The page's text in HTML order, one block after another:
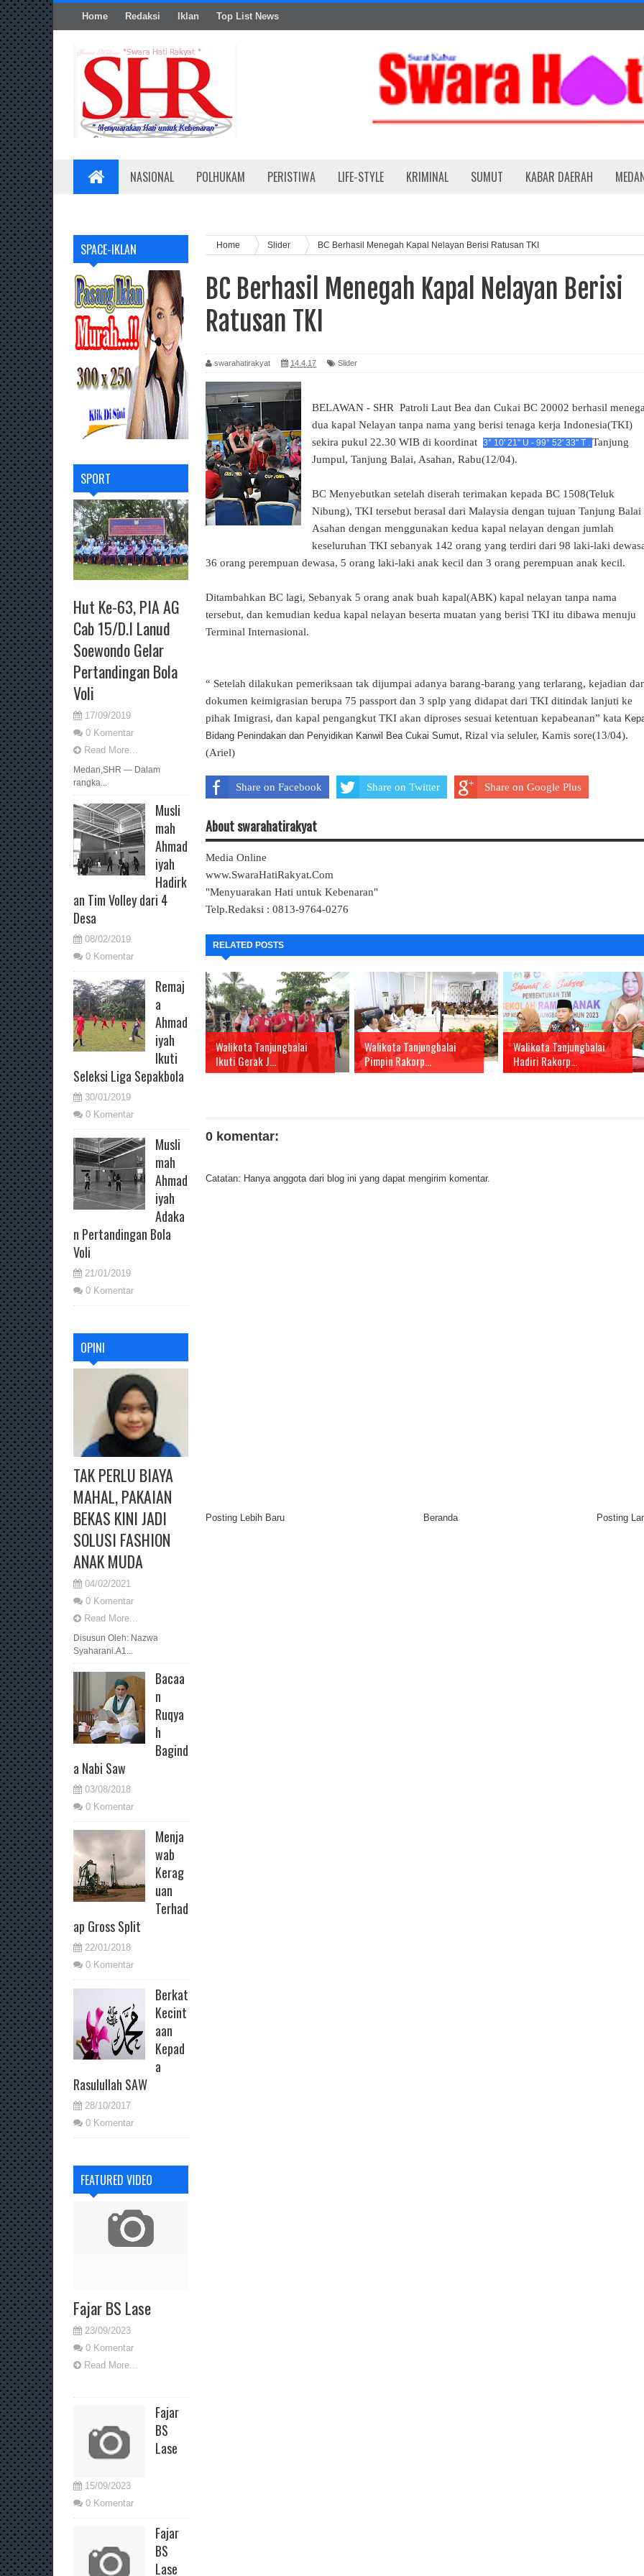
Home Redaksi Iklan Top List News
NASIONAL POLHUKAM PERISTIWA LIFE-STYLE KRIMINAL SUMUT KABAR DAERAH
SPACE-IKLAN
SPORT
Hut Ke-63, PIA AG
Cab 15/D.I Lanud
Soewondo Gelar
Pertandingan Bola
Voli
17/09/2019
0 Komentar
Read More...
Medan,SHR — Dalam
rangka...
Musli
mah
Ahmad
iyah
Hadirk
an Tim Volley dari 4
Desa
08/02/2019
0 Komentar
Remaj
a
Ahmad
iyah
Ikuti
Seleksi Liga Sepakbola
30/01/2019
0 Komentar
Musli
mah
Ahmad
iyah
Adaka
n Pertandingan Bola
Voli
21/01/2019
0 Komentar
OPINI
TAK PERLU BIAYA
MAHAL, PAKAIAN
BEKAS KINI JADI
SOLUSI FASHION
ANAK MUDA
04/02/2021
0 Komentar
Read More...
Disusun Oleh: Nazwa
Syaharani.A1...
Bacaa
n
Ruqya
h
Bagind
a Nabi Saw
03/08/2018
0 Komentar
Menja
wab
Kerag
uan
Terhad
ap Gross Split
22/01/2018
0 Komentar
Berkat
Kecint
aan
Kepad
a
Rasulullah SAW
28/10/2017
0 Komentar
FEATURED VIDEO
Fajar BS Lase
23/09/2023
0 Komentar
Read More...
Fajar
BS
Lase
15/09/2023
0 Komentar
Fajar
BS
Lase
Home Slider BC Berhasil Menegah Kapal Nelayan Berisi Ratusan TKI
BC Berhasil Menegah Kapal Nelayan Berisi
Ratusan TKI
swarahatirakyat 14.4.17 Slider
BELAWAN - SHR Patroli Laut Bea dan Cukai BC 20002 berhasil
dua kapal Nelayan tanpa nama yang berisi tenaga kerja Indonesia(TKI)
sekira pukul 22.30 WIB di koordinat 3° 10' 21'' U - 99° 52' 33'' T . Tanjung
Jumpul, Tanjung Balai, Asahan, Rabu(12/04).
BC Menyebutkan setelah diserah terimakan kepada BC 1508(Teluk
Nibung), TKI tersebut berasal dari Malaysia dengan tujuan Tanjung Balai
Asahan dengan menggunakan kedua kapal nelayan dengan jumlah
keseluruhan TKI sebanyak 142 orang yang terdiri dari 98 laki-laki
36 orang perempuan dewasa, 5 orang laki-laki anak kecil dan 3 orang perempuan anak kecil.
Ditambahkan BC lagi, Sebanyak 5 orang anak buah kapal(ABK) kapal nelayan tanpa nama
tersebut, dan kemudian kedua kapal nelayan beserta muatan yang berisi TKI itu dibawa menuju
Terminal Internasional.
“ Setelah dilakukan pemeriksaan tak dijumpai adanya barang-barang yang terlarang, kejadian
dokumen keimigrasian berupa 75 passport dan 3 splp yang didapat dari TKI ditindak lanjuti ke
pihak Imigrasi, dan kapal pengangkut TKI akan diproses sesuai ketentuan kepabeanan” kata
Bidang Penindakan dan Penyidikan Kanwil Bea Cukai Sumut, Rizal via seluler, Kamis sore(13/04).
(Ariel)
Share on Facebook Share on Twitter Share on Google Plus
About swarahatirakyat
Media Online
www.SwaraHatiRakyat.Com
"Menyuarakan Hati untuk Kebenaran"
Telp.Redaksi : 0813-9764-0276
RELATED POSTS
Walikota Tanjungbalai
Ikuti Gerak J...
Walikota Tanjungbalai
Pimpin Rakorp...
Walikota Tanjungbalai
Hadiri Rakorp...
0 komentar:
Catatan: Hanya anggota dari blog ini yang dapat mengirim komentar.
Posting Lebih Baru Posting
Beranda